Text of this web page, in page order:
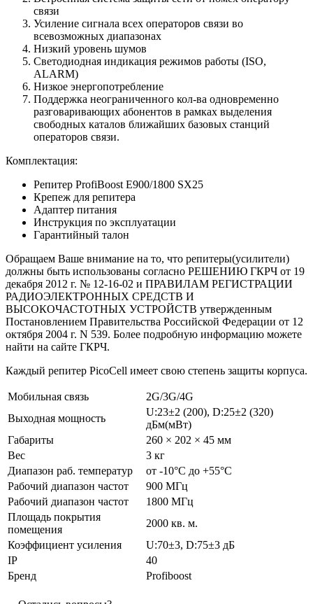
связи
Усиление сигнала всех операторов связи во
всевозможных диапазонах
Низкий уровень шумов
Светодиодная индикация режимов работы (ISO,
ALARM)
Низкое энергопотребление
Поддержка неограниченного кол-ва одновременно
разговаривающих абонентов в рамках выделения
свободных каталов ближайших базовых станций
операторов связи.
Комплектация:
Репитер ProfiBoost E900/1800 SX25
Крепеж для репитера
Адаптер питания
Инструкция по эксплуатации
Гарантийный талон
Обращаем Ваше внимание на то, что репитеры(усилители)
должны быть использованы согласно РЕШЕНИЮ ГКРЧ от 19
декабря 2012 г. № 12-16-02 и ПРАВИЛАМ РЕГИСТРАЦИИ
РАДИОЭЛЕКТРОННЫХ СРЕДСТВ И
ВЫСОКОЧАСТОТНЫХ УСТРОЙСТВ утвержденным
Постановлением Правительства Российской Федерации от 12
октября 2004 г. N 539. Более подробную информацию можете
найти на сайте ГКРЧ.
Каждый репитер PicoCell имеет свою степень защиты корпуса.
Мобильная связь
2G/3G/4G
Выходная мощность
U:23±2 (200), D:25±2 (320)
дБм(мВт)
Габариты
260 × 202 × 45 мм
Вес
3 кг
Диапазон раб. температур
от -10°С до +55°С
Рабочий диапазон частот
900 МГц
Рабочий диапазон частот
1800 МГц
Площадь покрытия
помещения
2000 кв. м.
Коэффициент усиления
U:70±3, D:75±3 дБ
IP
40
Бренд
Profiboost